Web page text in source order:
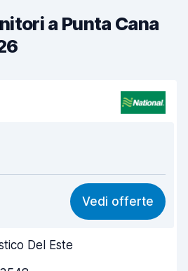
a Punta Cana
8,1
8,2
Vedi offerte
Del Este